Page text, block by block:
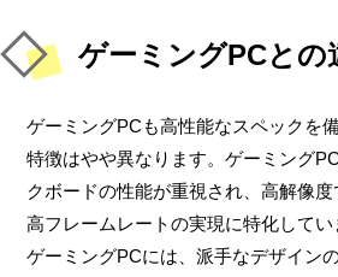
ゲーミングPCとの
ゲーミングPCも高性能なスペックを
特徴はやや異なります。ゲーミング
クボードの性能が重視され、高解像
高フレームレートの実現に特化して
ゲーミングPCには、派手なデザイン